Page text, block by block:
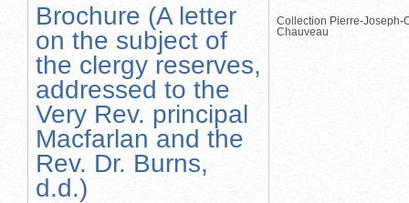
Brochure (A letter
on the subject of
the clergy reserves,
addressed to the
Very Rev. principal
Macfarlan and the
Rev. Dr. Burns,
d.d.)
Collection Pierre-Joseph-
Chauveau